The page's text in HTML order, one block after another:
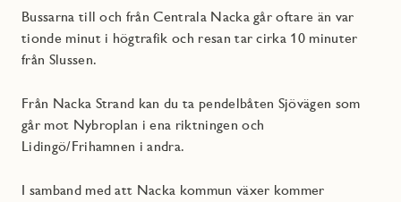
Bussarna till och från Centrala Nacka går oftare än var
tionde minut i högtrafik och resan tar cirka 10 minuter
från Slussen.
Från Nacka Strand kan du ta pendelbåten Sjövägen som
går mot Nybroplan i ena riktningen och
Lidingö/Frihamnen i andra.
I samband med att Nacka kommun växer kommer